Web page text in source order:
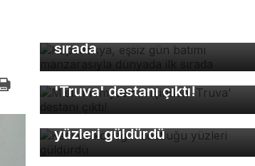
sırada
Mısır mumyasının içinden
'Truva' destanı çıktı!
Kedi ve köpeğin dostluğu
yüzleri güldürdü